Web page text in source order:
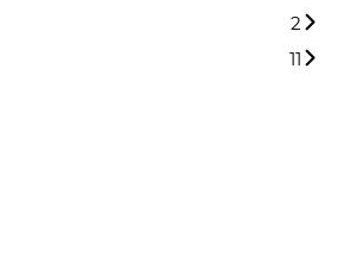
2
11